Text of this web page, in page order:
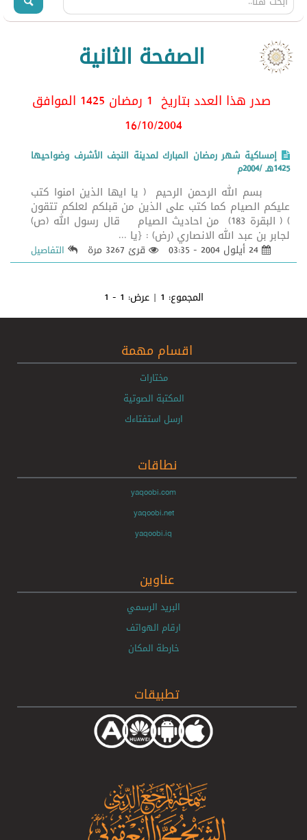
الصفحة الثانية
صدر هذا العدد بتاريخ 1 رمضان 1425 الموافق
16/10/2004
إمساكية شهر رمضان المبارك لمدينة النجف الأشرف وضواحيها
1425هـ /2004م
بسم الله الرحمن الرحيم ( يا ايها الذين امنوا كتب
عليكم الصيام كما كتب على الذين من قبلكم لعلكم تتقون
) ( البقرة 183) من احاديث الصيام قال رسول الله (ص)
لجابر بن عبد الله الانصاري (رض) : {يا ...
قرئ 3267 مرة التفاصيل
المجموع: 1 | عرض: 1 - 1
اقسام مهمة
مختارات
المكتبة الصوتية
ارسل استفتاءك
نطاقات
yaqoobi.com
yaqoobi.net
yaqoobi.iq
عناوين
البريد الرسمي
ارقام الهواتف
خارطة المكان
تطبيقات